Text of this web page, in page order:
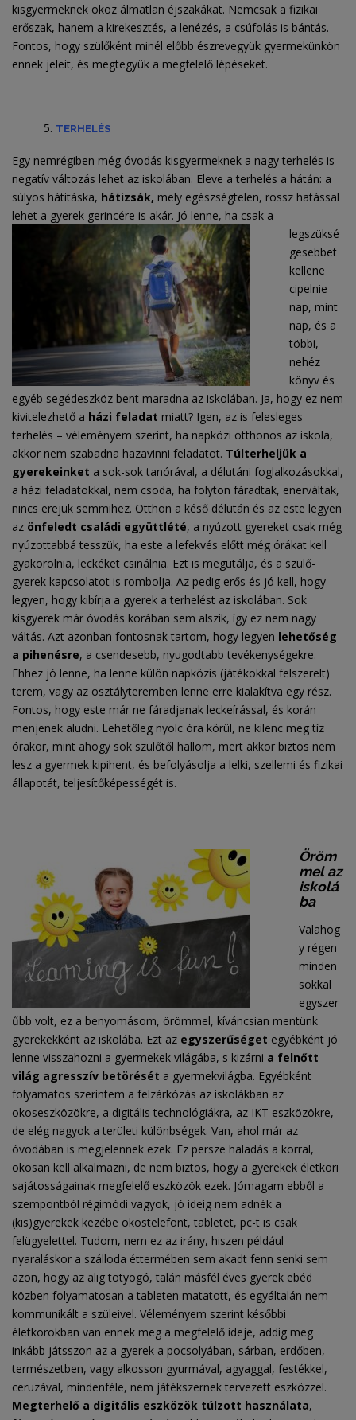
kisgyermeknek okoz álmatlan éjszakákat. Nemcsak a fizikai
erőszak, hanem a kirekesztés, a lenézés, a csúfolás is bántás.
Fontos, hogy szülőként minél előbb észrevegyük gyermekünkön
ennek jeleit, és megtegyük a megfelelő lépéseket.
TERHELÉS
Egy nemrégiben még óvodás kisgyermeknek a nagy terhelés is
negatív változás lehet az iskolában. Eleve a terhelés a hátán: a
súlyos hátitáska, hátizsák, mely egészségtelen, rossz hatással
lehet a gyerek gerincére is akár. Jó lenne, ha csak a
legszüksé
gesebbet
kellene
cipelnie
nap, mint
nap, és a
többi,
nehéz
könyv és
egyéb segédeszköz bent maradna az iskolában. Ja, hogy ez nem
kivitelezhető a házi feladat miatt? Igen, az is felesleges
terhelés – véleményem szerint, ha napközi otthonos az iskola,
akkor nem szabadna hazavinni feladatot. Túlterheljük a
gyerekeinket a sok-sok tanórával, a délutáni foglalkozásokkal,
a házi feladatokkal, nem csoda, ha folyton fáradtak, enerváltak,
nincs erejük semmihez. Otthon a késő délután és az este legyen
az önfeledt családi együttlété, a nyúzott gyereket csak még
nyúzottabbá tesszük, ha este a lefekvés előtt még órákat kell
gyakorolnia, leckéket csinálnia. Ezt is megutálja, és a szülő-
gyerek kapcsolatot is rombolja. Az pedig erős és jó kell, hogy
legyen, hogy kibírja a gyerek a terhelést az iskolában. Sok
kisgyerek már óvodás korában sem alszik, így ez nem nagy
váltás. Azt azonban fontosnak tartom, hogy legyen lehetőség
a pihenésre, a csendesebb, nyugodtabb tevékenységekre.
Ehhez jó lenne, ha lenne külön napközis (játékokkal felszerelt)
terem, vagy az osztályteremben lenne erre kialakítva egy rész.
Fontos, hogy este már ne fáradjanak leckeírással, és korán
menjenek aludni. Lehetőleg nyolc óra körül, ne kilenc meg tíz
órakor, mint ahogy sok szülőtől hallom, mert akkor biztos nem
lesz a gyermek kipihent, és befolyásolja a lelki, szellemi és fizikai
állapotát, teljesítőképességét is.
Öröm
mel az
iskolá
ba
Valahog
y régen
minden
sokkal
egyszer
űbb volt, ez a benyomásom, örömmel, kíváncsian mentünk
gyerekekként az iskolába. Ezt az egyszerűséget egyébként jó
lenne visszahozni a gyermekek világába, s kizárni a felnőtt
világ agresszív betörését a gyermekvilágba. Egyébként
folyamatos szerintem a felzárkózás az iskolákban az
okoseszközökre, a digitális technológiákra, az IKT eszközökre,
de elég nagyok a területi különbségek. Van, ahol már az
óvodában is megjelennek ezek. Ez persze haladás a korral,
okosan kell alkalmazni, de nem biztos, hogy a gyerekek életkori
sajátosságainak megfelelő eszközök ezek. Jómagam ebből a
szempontból régimódi vagyok, jó ideig nem adnék a
(kis)gyerekek kezébe okostelefont, tabletet, pc-t is csak
felügyelettel. Tudom, nem ez az irány, hiszen például
nyaraláskor a szálloda éttermében sem akadt fenn senki sem
azon, hogy az alig totyogó, talán másfél éves gyerek ebéd
közben folyamatosan a tableten matatott, és egyáltalán nem
kommunikált a szüleivel. Véleményem szerint későbbi
életkorokban van ennek meg a megfelelő ideje, addig meg
inkább játsszon az a gyerek a pocsolyában, sárban, erdőben,
természetben, vagy alkosson gyurmával, agyaggal, festékkel,
ceruzával, mindenféle, nem játékszernek tervezett eszközzel.
Megterhelő a digitális eszközök túlzott használata,